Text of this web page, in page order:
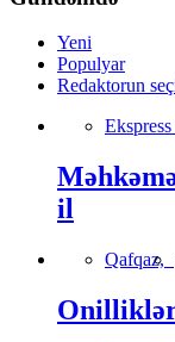
Yeni
Populyar
Redaktorun
il
Qafqaz,